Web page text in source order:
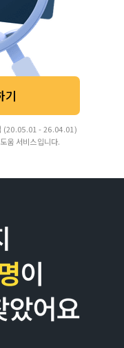
기
(20.05.01 - 26.04.01)
움 서비스입니다.